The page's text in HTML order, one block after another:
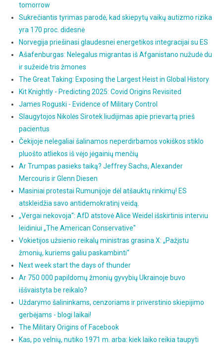
tomorrow
Sukrečiantis tyrimas parodė, kad skiepytų vaikų autizmo rizika
yra 170 proc. didesnė
Norvegija priešinasi glaudesnei energetikos integracijai su ES
Ašafenburgas: Nelegalus migrantas iš Afganistano nužudė du
ir sužeidė tris žmones
The Great Taking: Exposing the Largest Heist in Global History
Kit Knightly - Predicting 2025: Covid Origins Revisited
James Roguski - Evidence of Military Control
Slaugytojos Nikolės Sirotek liudijimas apie prievartą prieš
pacientus
Čekijoje nelegaliai šalinamos neperdirbamos vokiškos stiklo
pluošto atliekos iš vėjo jėgainių menčių
Ar Trumpas pasieks taiką? Jeffrey Sachs, Alexander
Mercouris ir Glenn Diesen
Masiniai protestai Rumunijoje dėl atšauktų rinkimų! ES
atskleidžia savo antidemokratinį veidą.
„Vergai nekovoja“: AfD atstovė Alice Weidel išskirtinis interviu
leidiniui „The American Conservative"
Vokietijos užsienio reikalų ministras grasina X: „Pažįstu
žmonių, kuriems galiu paskambinti“
Next week start the days of thunder
Ar 750 000 papildomų žmonių gyvybių Ukrainoje buvo
iššvaistyta be reikalo?
Uždarymo šalininkams, cenzoriams ir priverstinio skiepijimo
gerbėjams - blogi laikai!
The Military Origins of Facebook
Kas, po velnių, nutiko 1971 m. arba: kiek laiko reikia taupyti